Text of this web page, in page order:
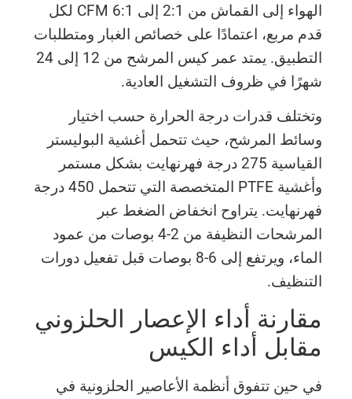
الهواء إلى القماش من 2:1 إلى 6:1 CFM لكل
قدم مربع، اعتمادًا على خصائص الغبار ومتطلبات
التطبيق. يمتد عمر كيس المرشح من 12 إلى 24
شهرًا في ظروف التشغيل العادية.
وتختلف قدرات درجة الحرارة حسب اختيار
وسائط المرشح، حيث تتحمل أغشية البوليستر
القياسية 275 درجة فهرنهايت بشكل مستمر
وأغشية PTFE المتخصصة التي تتحمل 450 درجة
فهرنهايت. يتراوح انخفاض الضغط عبر
المرشحات النظيفة من 2-4 بوصات من عمود
الماء، ويرتفع إلى 6-8 بوصات قبل تفعيل دورات
التنظيف.
مقارنة أداء الإعصار الحلزوني
مقابل أداء الكيس
في حين تتفوق أنظمة الأعاصير الحلزونية في